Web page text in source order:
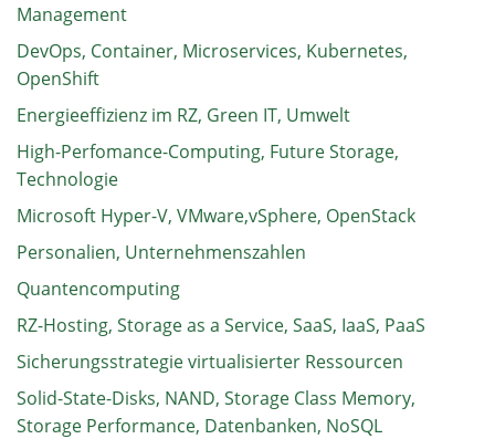
Management
DevOps, Container, Microservices, Kubernetes,
OpenShift
Energieeffizienz im RZ, Green IT, Umwelt
High-Perfomance-Computing, Future Storage,
Technologie
Microsoft Hyper-V, VMware,vSphere, OpenStack
Personalien, Unternehmenszahlen
Quantencomputing
RZ-Hosting, Storage as a Service, SaaS, IaaS, PaaS
Sicherungsstrategie virtualisierter Ressourcen
Solid-State-Disks, NAND, Storage Class Memory,
Storage Performance, Datenbanken, NoSQL